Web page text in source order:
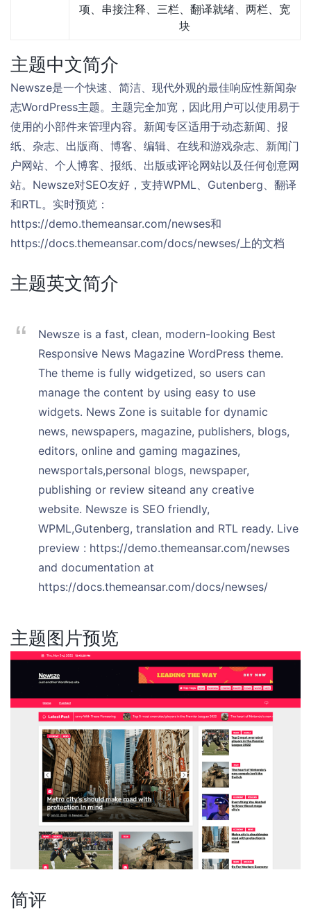
项、串接注释、三栏、翻译就绪、两栏、宽
块
主题中文简介
Newsze是一个快速、简洁、现代外观的最佳响应性新闻杂
志WordPress主题。主题完全加宽，因此用户可以使用易于
使用的小部件来管理内容。新闻专区适用于动态新闻、报
纸、杂志、出版商、博客、编辑、在线和游戏杂志、新闻门
户网站、个人博客、报纸、出版或评论网站以及任何创意网
站。Newsze对SEO友好，支持WPML、Gutenberg、翻译
和RTL。实时预览：
https://demo.themeansar.com/newses和
https://docs.themeansar.com/docs/newses/上的文档
主题英文简介
Newsze is a fast, clean, modern-looking Best
Responsive News Magazine WordPress theme.
The theme is fully widgetized, so users can
manage the content by using easy to use
widgets. News Zone is suitable for dynamic
news, newspapers, magazine, publishers, blogs,
editors, online and gaming magazines,
newsportals,personal blogs, newspaper,
publishing or review siteand any creative
website. Newsze is SEO friendly,
WPML,Gutenberg, translation and RTL ready. Live
preview : https://demo.themeansar.com/newses
and documentation at
https://docs.themeansar.com/docs/newses/
主题图片预览
简评